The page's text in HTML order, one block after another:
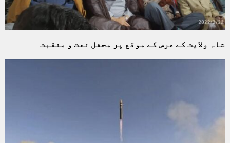
شاہ ولایت کے عرس کے موقع پر محفل نعت و منقبت